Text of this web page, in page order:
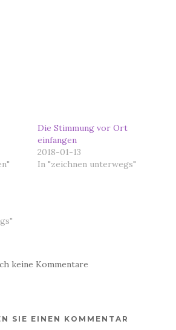
Die Stimmung vor Ort
einfangen
2018-01-13
In "zeichnen unterwegs"
keine Kommentare
SIE EINEN KOMMENTAR